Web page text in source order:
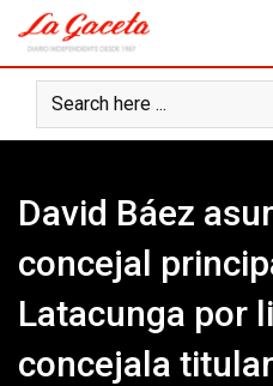
content
David Báez
concejal
Latacunga por
concejala titular